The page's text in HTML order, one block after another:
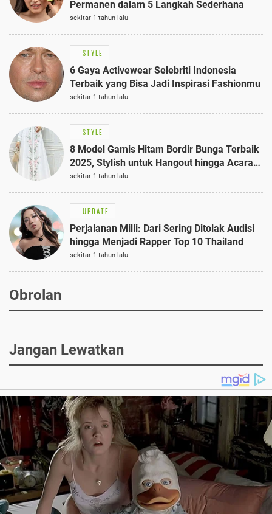
Permanen dalam 5 Langkah Sederhana
sekitar 1 tahun lalu
STYLE
6 Gaya Activewear Selebriti Indonesia
Terbaik yang Bisa Jadi Inspirasi Fashionmu
sekitar 1 tahun lalu
STYLE
8 Model Gamis Hitam Bordir Bunga Terbaik
2025, Stylish untuk Hangout hingga Acara
Semi-Formal
sekitar 1 tahun lalu
UPDATE
Perjalanan Milli: Dari Sering Ditolak Audisi
hingga Menjadi Rapper Top 10 Thailand
sekitar 1 tahun lalu
Obrolan
Jangan Lewatkan